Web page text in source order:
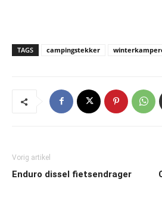
TAGS campingstekker
Vorig artikel
Enduro dissel fietsendrager